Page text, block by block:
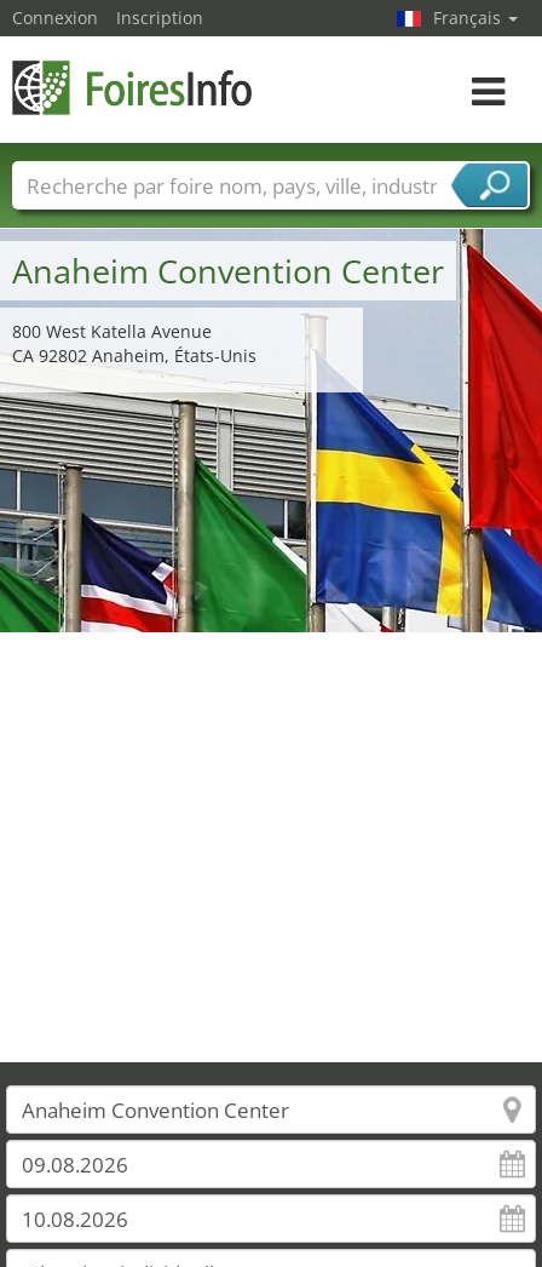
Anaheim Convention Center
800 West Katella Avenue
CA 92802 Anaheim, États-Unis
Connexion Inscription Français
Toggle
Foire noms Pays Villes
Secteurs de foire
Secteurs du fournisseur de services